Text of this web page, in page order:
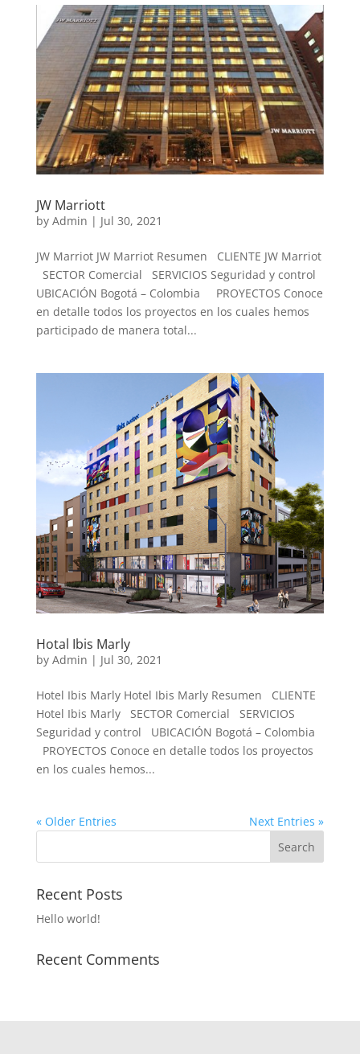
JW Marriott
by Admin | Jul 30, 2021
JW Marriot JW Marriot Resumen CLIENTE JW Marriot
SECTOR Comercial SERVICIOS Seguridad y control
UBICACIÓN Bogotá – Colombia PROYECTOS Conoce
en detalle todos los proyectos en los cuales hemos
participado de manera total...
Hotal Ibis Marly
by Admin | Jul 30, 2021
Hotel Ibis Marly Hotel Ibis Marly Resumen CLIENTE
Hotel Ibis Marly SECTOR Comercial SERVICIOS
Seguridad y control UBICACIÓN Bogotá – Colombia
PROYECTOS Conoce en detalle todos los proyectos
en los cuales hemos...
« Older Entries Next Entries »
Recent Posts
Hello world!
Recent Comments